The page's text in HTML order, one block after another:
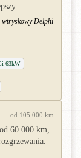
wtryskowy Delphi
63kW
od 105 000 km
60 000 km,